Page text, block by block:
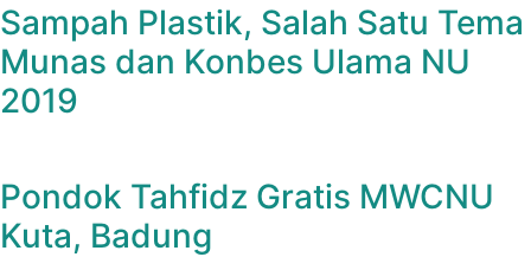
Sampah Plastik, Salah Satu Tema
Munas dan Konbes Ulama NU
2019
Pondok Tahfidz Gratis MWCNU
Kuta, Badung